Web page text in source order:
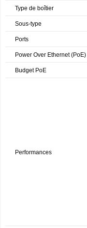
Type de boîtier
Sous-type
Ports
Power Over Ethernet (PoE)
Budget PoE
Performances